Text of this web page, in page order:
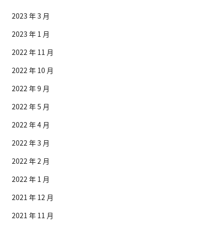
2023 年 3 月
2023 年 1 月
2022 年 11 月
2022 年 10 月
2022 年 9 月
2022 年 5 月
2022 年 4 月
2022 年 3 月
2022 年 2 月
2022 年 1 月
2021 年 12 月
2021 年 11 月